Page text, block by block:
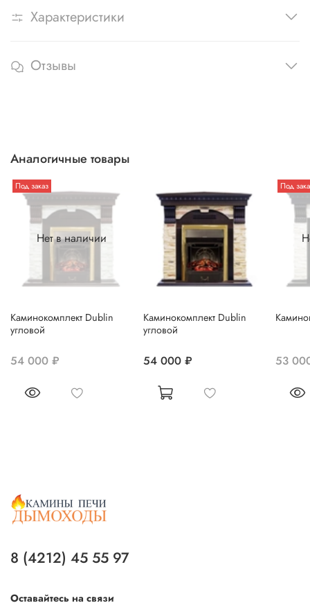
Характеристики
Отзывы
Аналогичные товары
Нет в наличии
Под заказ
Каминокомплект Dublin
угловой
54 000 ₽
Каминокомплект Dublin
угловой
54 000 ₽
Под
53
8 (4212) 45 55 97
Оставайтесь на связи